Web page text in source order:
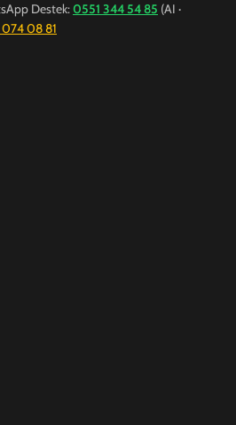
Destek:0551 344 54 85 (AI ·
08 81